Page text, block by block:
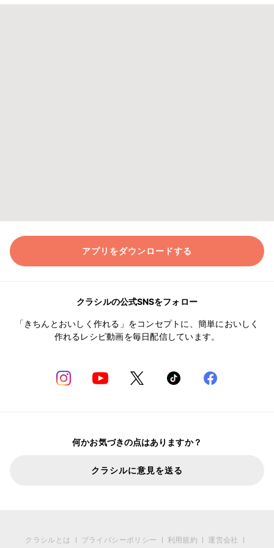
アプリをダウンロードする
クラシルの公式SNSをフォロー
「きちんとおいしく作れる」をコンセプトに、簡単においしく
作れるレシピ動画を毎日配信しています。
何かお気づきの点はありますか？
クラシルに意見を送る
クラシルとは プライバシーポリシー 利用規約 運営会社